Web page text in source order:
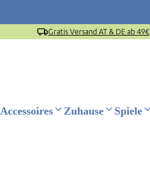
Gratis Versand AT & DE ab 49€
Accessoires Zuhause Spiele